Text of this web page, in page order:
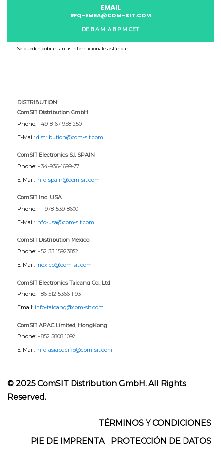
EMAIL
RFQ-EMEA@COM-SIT.COM
DE 8 A.M. A 8 P.M CET
Se pueden cobrar tarifas internacionales estándar.
DISTRIBUTION:
ComSIT Distribution GmbH
Phone: +49-8167-958-250
E-Mail: distribution@com-sit.com
ComSIT Electronics S.l. SPAIN
Phone: +34-936-1699-77
E-Mail: info-spain@com-sit.com
ComSIT Inc. USA
Phone: +1-978-539-8600
E-Mail: info-usa@com-sit.com
ComSIT Distribution México
Phone: +52 33 15923852
E-Mail: mexico@com-sit.com
ComSIT Electronics Taicang Co., Ltd
Phone: +86 512 5366 1193
Email: info-taicang@com-sit.com
ComSIT APAC Limited, HongKong
Phone: +852 5808 1092
E-Mail: info-asiapacific@com-sit.com
© 2025 ComSIT Distribution GmbH. All Rights
Reserved.
Footer
Menu
TÉRMINOS Y CONDICIONES
PIE DE IMPRENTA
PROTECCIÓN DE DATOS